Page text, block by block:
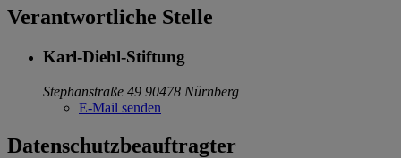
Verantwortliche Stelle
Karl-Diehl-Stiftung
Stephanstraße 49 90478 Nürnberg
E-Mail senden
Datenschutzbeauftragter